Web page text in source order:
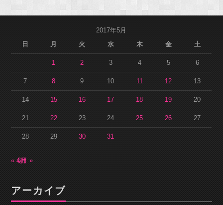
2017年5月
日
月 火 水 木 金 土
1 2 3 4 5 6
7 8 9 10 11 12 13
14 15 16 17 18 19 20
21 22 23 24 25 26 27
28 29 30 31
« 4月6月 »
アーカイブ